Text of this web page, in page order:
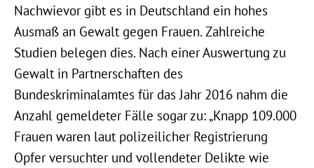
Nachwievor gibt es in Deutschland ein hohes
Ausmaß an Gewalt gegen Frauen. Zahlreiche
Studien belegen dies. Nach einer Auswertung zu
Gewalt in Partnerschaften des
Bundeskriminalamtes für das Jahr 2016 nahm die
Anzahl gemeldeter Fälle sogar zu: „Knapp 109.000
Frauen waren laut polizeilicher Registrierung
Opfer versuchter und vollendeter Delikte wie